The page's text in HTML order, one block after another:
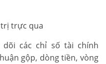
trực qua
các chỉ số tài chính
gộp, dòng tiền, vòng